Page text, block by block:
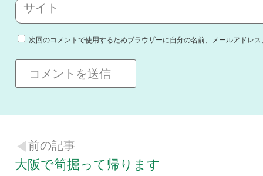
サイト
次回のコメントで使用するためブラウザーに自分の名前、メールアドレ
前の記事
大阪で筍掘って帰ります